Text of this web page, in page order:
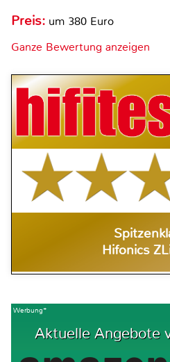
Preis: um 380 Euro
Ganze Bewertung anzeigen
Hifonics
Werbung*
Aktuelle Angebote